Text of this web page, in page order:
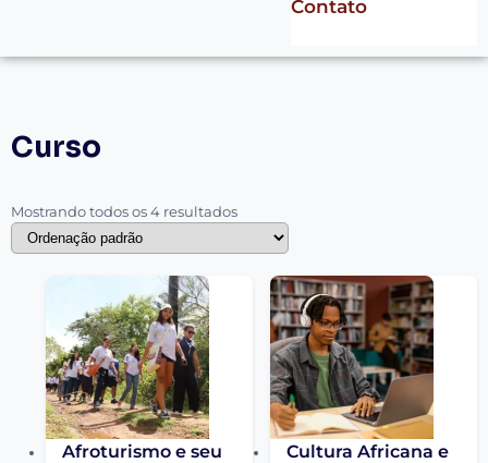
Contato
Curso
Mostrando todos os 4 resultados
Afroturismo e seu
Cultura Africana e